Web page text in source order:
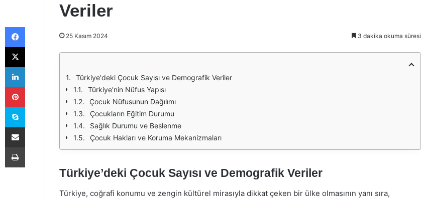
Veriler
25 Kasım 2024 3 dakika okuma süresi
Türkiye'deki Çocuk Sayısı ve Demografik Veriler
Türkiye'nin Nüfus Yapısı
Çocuk Nüfusunun Dağılımı
Çocukların Eğitim Durumu
Sağlık Durumu ve Beslenme
Çocuk Hakları ve Koruma Mekanizmaları
Türkiye’deki Çocuk Sayısı ve Demografik Veriler
Türkiye, coğrafi konumu ve zengin kültürel mirasıyla dikkat çeken bir ülke olmasının yanı sıra,
Facebook
X
LinkedIn
Pinterest
Skype
E-Posta ile paylaş